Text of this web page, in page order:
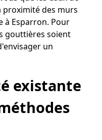
proximité des murs
à Esparron. Pour
gouttières soient
un
existante